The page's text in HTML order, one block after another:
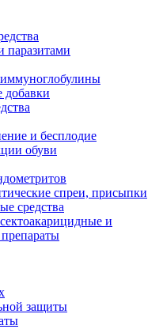
паразитами
и бесплодие
обуви
спреи, присыпки
средства
и
защиты